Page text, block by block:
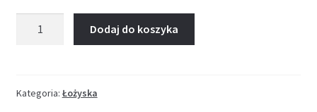
Dodaj do koszyka
Kategoria: Łożyska